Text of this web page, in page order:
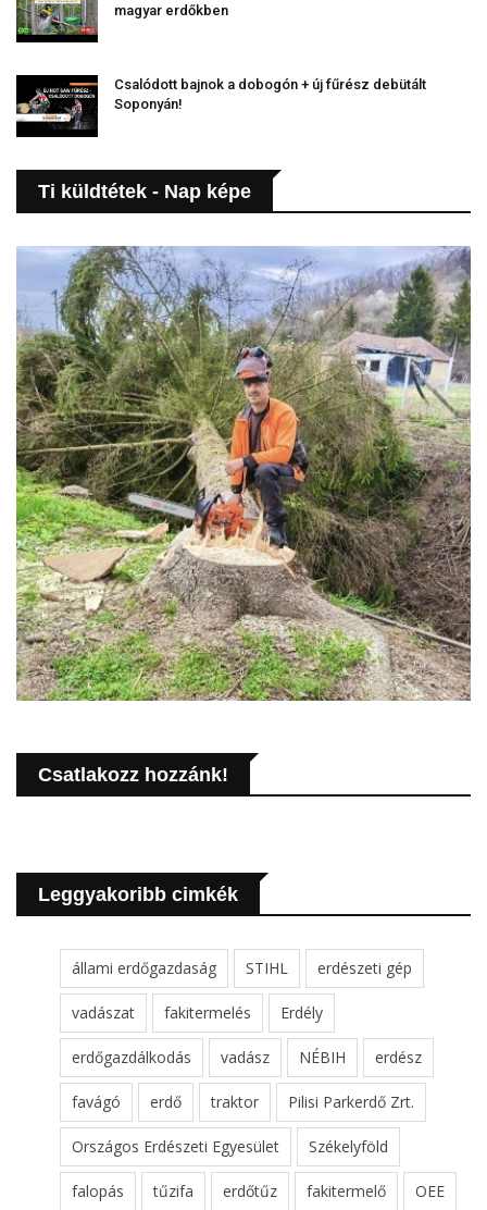
magyar erdőkben
Csalódott bajnok a dobogón + új fűrész debütált
Soponyán!
Ti küldtétek - Nap képe
Csatlakozz hozzánk!
Leggyakoribb cimkék
állami erdőgazdaság STIHL erdészeti gép
vadászat fakitermelés Erdély
erdőgazdálkodás vadász NÉBIH erdész
favágó erdő traktor Pilisi Parkerdő Zrt.
Országos Erdészeti Egyesület Székelyföld
falopás tűzifa erdőtűz fakitermelő OEE